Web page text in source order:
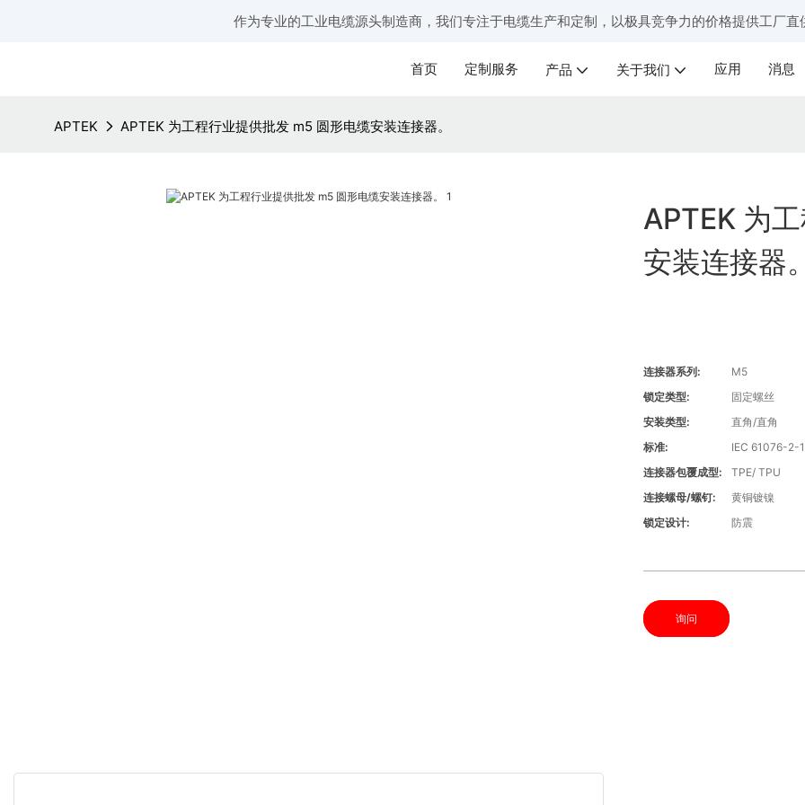
作为专业的工业电缆源头制造商，我们专注于电缆生产和定制，以极具竞争力的价格提供工厂
首页 定制服务 产品 关于我们 应用 消息
APTEK APTEK 为工程行业提供批发 m5 圆形电缆安装连接器。
APTEK 为
安装连接器
连接器系列:
M5
锁定类型:
固定螺丝
安装类型:
直角/直角
标准:
IEC 61076-2-
连接器包覆成型:
TPE/ TPU
连接螺母/螺钉:
黄铜镀镍
锁定设计:
防震
询问